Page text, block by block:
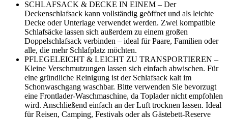
SCHLAFSACK & DECKE IN EINEM – Der
Deckenschlafsack kann vollständig geöffnet und als leichte
Decke oder Unterlage verwendet werden. Zwei kompatible
Schlafsäcke lassen sich außerdem zu einem großen
Doppelschlafsack verbinden – ideal für Paare, Familien oder
alle, die mehr Schlafplatz möchten.
PFLEGELEICHT & LEICHT ZU TRANSPORTIEREN –
Kleine Verschmutzungen lassen sich einfach abwischen. Für
eine gründliche Reinigung ist der Schlafsack kalt im
Schonwaschgang waschbar. Bitte verwenden Sie bevorzugt
eine Frontlader-Waschmaschine, da Toplader nicht empfohlen
wird. Anschließend einfach an der Luft trocknen lassen. Ideal
für Reisen, Camping, Festivals oder als Gästebett-Reserve